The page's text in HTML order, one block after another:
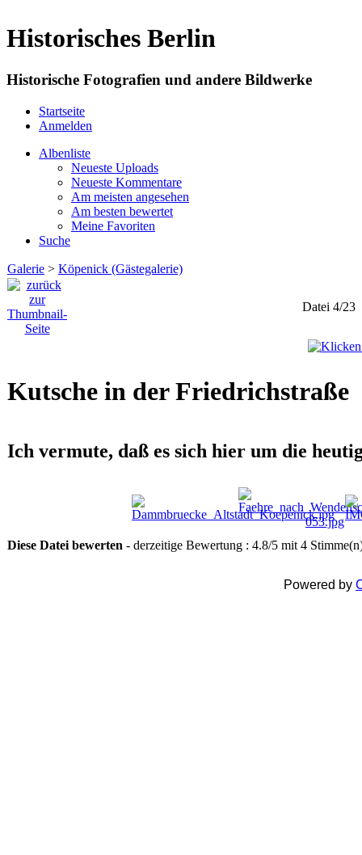
Historisches Berlin
Historische Fotografien und andere Bildwerke
Startseite
Anmelden
Albenliste
Neueste Uploads
Neueste Kommentare
Am meisten angesehen
Am besten bewertet
Meine Favoriten
Suche
Galerie > Köpenick (Gästegalerie)
Datei 4/23
Kutsche in der Friedrichstraße
Ich vermute, daß es sich hier um die
Diese Datei bewerten - derzeitige Bewertung : 4.8/5 mit 4
Powered by